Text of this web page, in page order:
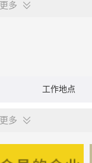
更多
工作地点
更多